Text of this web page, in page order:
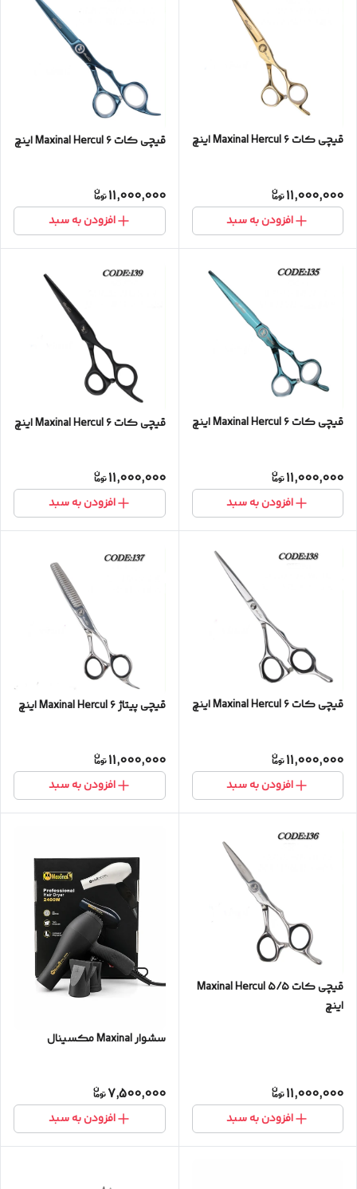
قیچی کات Maxinal Hercul ۶ اینچ
11,000,000
افزودن به سبد
قیچی کات Maxinal Hercul ۶ اینچ
11,000,000
افزودن به سبد
قیچی کات Maxinal Hercul ۶ اینچ
11,000,000
افزودن به سبد
قیچی کات Maxinal Hercul ۶ اینچ
11,000,000
افزودن به سبد
قیچی کات Maxinal Hercul ۶ اینچ
11,000,000
افزودن به سبد
قیچی پیتاژ Maxinal Hercul ۶ اینچ
11,000,000
افزودن به سبد
قیچی کات Maxinal Hercul ۵/۵
اینچ
11,000,000
افزودن به سبد
سشوار Maxinal مکسینال
7,500,000
افزودن به سبد